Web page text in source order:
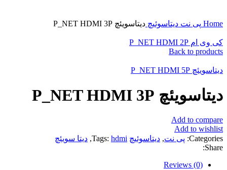
Home پی نت دیتاسوئیچ دیتاسویئچ P_NET HDMI 3P
کی وی ام P_NET HDMI 2P
Back to products
دیتاسویئچ P_NET HDMI 5P
دیتاسویئچ P_NET HDMI 3P
Add to compare
Add to wishlist
Categories: پی نت, دیتاسوئیچ Tags: hdmi
, دیتا سویئچ
Share:
Reviews (0)